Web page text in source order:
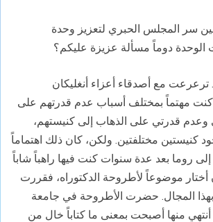
سر المجلس الحبري لتعزيز وحدة
الوحدة دوماً مسألة عزيزة عليكم؟
مع أصدقاء أعزاء أنغليكان
كنت مهتماً بمختلف أسباب عدم قدرتهم على
وعدم قدرتي على الذهاب إلى كنيستهم،
كنيستين مختلفتين. ولكن، كان ذلك اهتماماً
روما بعد عدة سنوات كنت فيها راهباً شاباً
موضوعاً لأطروحة الدكتوراه، فقررت
المجال. حضرت الأطروحة في جامعة
أنتهي منها أصبحت بمعنى ما كتاباً خال من